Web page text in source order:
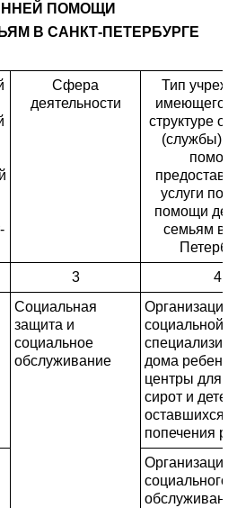
ПОМОЩИ
В САНКТ-ПЕТЕРБУРГЕ
Сфера
деятельности
Тип
имеющего
структуре
(службы)
услуги по
помощи
семьям в
3
4
Социальная
защита и
социальное
обслуживание
Организации
социальной
дома
центры для
сирот и
оставшихся
попечения
Организации
социального